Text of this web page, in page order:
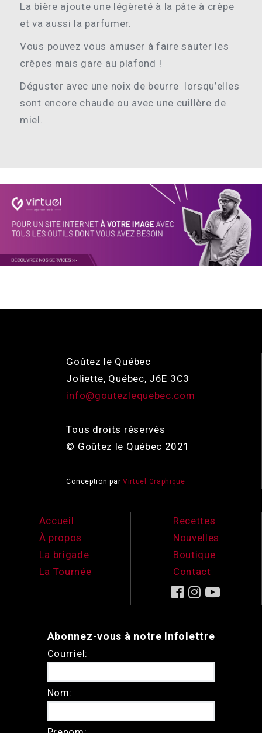
La bière ajoute une légèreté à la pâte à crêpe
et va aussi la parfumer.
Vous pouvez vous amuser à faire sauter les
crêpes mais gare au plafond !
Déguster avec une noix de beurre lorsqu’elles
sont encore chaude ou avec une cuillère de
miel.
Goûtez le Québec
Joliette, Québec, J6E 3C3
info@goutezlequebec.com
Tous droits réservés
© Goûtez le Québec 2021
Conception par Virtuel Graphique
Accueil
À propos
La brigade
La Tournée
Recettes
Nouvelles
Boutique
Contact
Abonnez-vous à notre Infolettre
Courriel:
Nom: